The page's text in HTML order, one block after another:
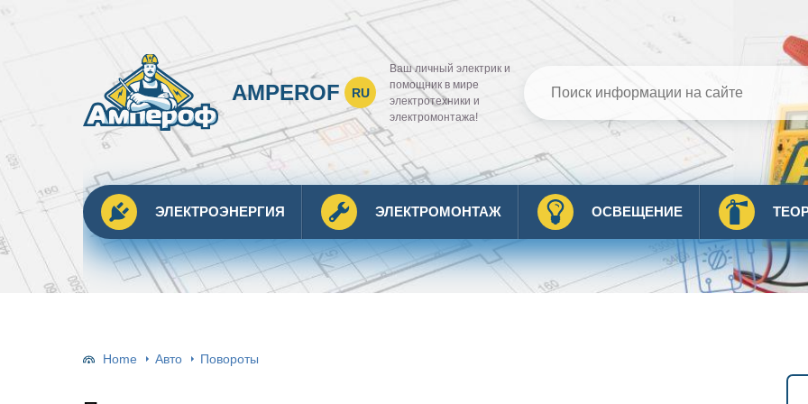
AMPEROF RU
Ваш личный электрик и
помощник в мире
электротехники и
электромонтажа!
ЭЛЕКТРОЭНЕРГИЯ ЭЛЕКТРОМОНТАЖ ОСВЕЩЕНИЕ
Home Авто Повороты